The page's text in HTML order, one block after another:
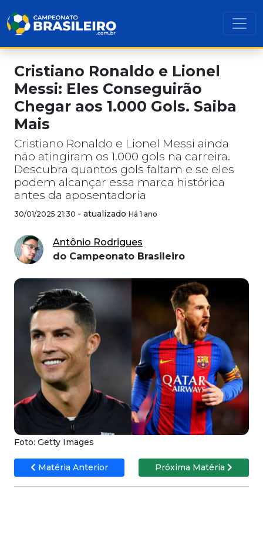
Cristiano Ronaldo e Lionel
Messi: Eles Conseguirão
Chegar aos 1.000 Gols. Saiba
Mais
Cristiano Ronaldo e Lionel Messi ainda
não atingiram os 1.000 gols na carreira.
Descubra quantos gols faltam e se eles
podem alcançar essa marca histórica
antes da aposentadoria
30/01/2025 21:30 - atualizado Há 1 ano
Antônio Rodrigues
do Campeonato Brasileiro
Foto: Getty Images
Matéria Anterior Próxima Matéria